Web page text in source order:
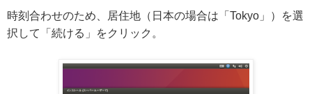
時刻合わせのため、居住地（日本の場合は「Tokyo」）を選
択して「続ける」をクリック。